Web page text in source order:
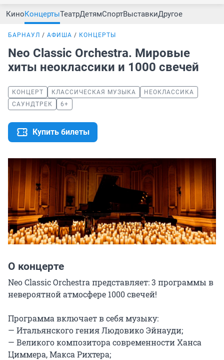
КиноКонцертыТеатрДетямСпортВыставкиДругое
БАРНАУЛ АФИША КОНЦЕРТЫ
Neo Classic Orchestra. Мировые
хиты неоклассики и 1000 свечей
КОНЦЕРТ КЛАССИЧЕСКАЯ МУЗЫКА
НЕОКЛАССИКА
САУНДТРЕК
6+
Купить билеты
О концерте
Neo Classic Orchestra представляет: 3 программы в
невероятной атмосфере 1000 свечей!
Программа включает в себя музыку:
— Итальянского гения Людовико Эйнауди;
— Великого композитора современности Ханса
Циммера, Макса Рихтера;